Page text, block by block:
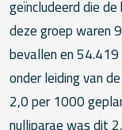
geïncludeerd die
deze groep waren
bevallen en 54.419
onder leiding van
2,0 per 1000